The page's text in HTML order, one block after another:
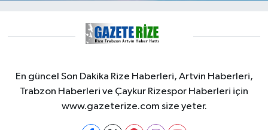
En güncel Son Dakika Rize Haberleri, Artvin Haberleri,
Trabzon Haberleri ve Çaykur Rizespor Haberleri için
www.gazeterize.com size yeter.